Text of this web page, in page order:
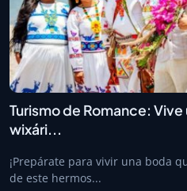
Turismo de Romance:
wixári...
¡Prepárate para vivir una boda
de este hermos...